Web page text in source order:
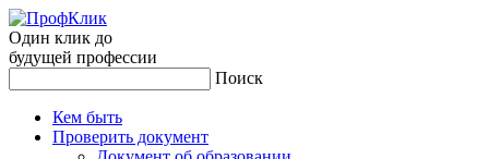
Один клик до
будущей профессии
Поиск
Кем быть
Проверить документ